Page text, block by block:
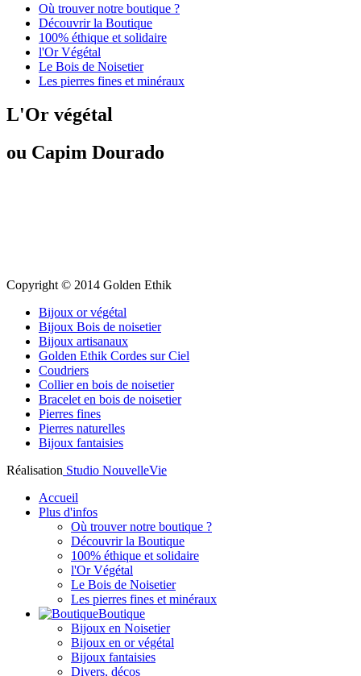
Où trouver notre boutique ?
Découvrir la Boutique
100% éthique et solidaire
l'Or Végétal
Le Bois de Noisetier
Les pierres fines et minéraux
L'Or végétal
ou Capim Dourado
Copyright © 2014 Golden Ethik
Bijoux or végétal
Bijoux Bois de noisetier
Bijoux artisanaux
Golden Ethik Cordes sur Ciel
Coudriers
Collier en bois de noisetier
Bracelet en bois de noisetier
Pierres fines
Pierres naturelles
Bijoux fantaisies
Réalisation Studio NouvelleVie
Accueil
Plus d'infos
Où trouver notre boutique ?
Découvrir la Boutique
100% éthique et solidaire
l'Or Végétal
Le Bois de Noisetier
Les pierres fines et minéraux
Boutique
Bijoux en Noisetier
Bijoux en or végétal
Bijoux fantaisies
Divers, décos